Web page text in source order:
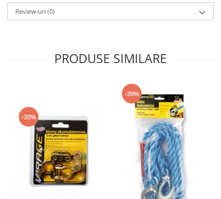
Review-uri(0)
PRODUSE SIMILARE
-20%
-20%